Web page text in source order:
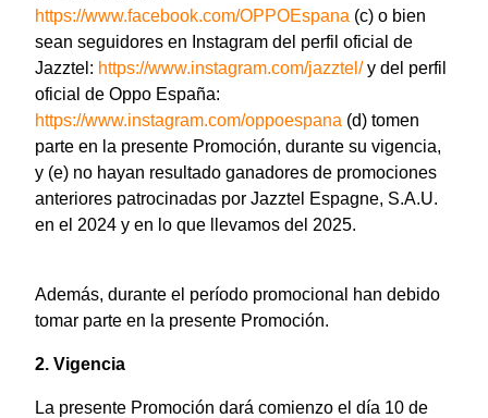
https://www.facebook.com/OPPOEspana (c) o bien
sean seguidores en Instagram del perfil oficial de
Jazztel: https://www.instagram.com/jazztel/y del perfil
oficial de Oppo España:
https://www.instagram.com/oppoespana (d) tomen
parte en la presente Promoción, durante su vigencia,
y (e) no hayan resultado ganadores de promociones
anteriores patrocinadas por Jazztel Espagne, S.A.U.
en el 2024 y en lo que llevamos del 2025.
Además, durante el período promocional han debido
tomar parte en la presente Promoción.
2. Vigencia
La presente Promoción dará comienzo el día 10 de